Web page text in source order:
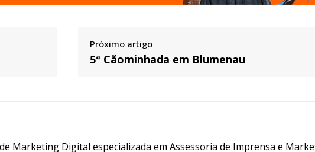
Próximo artigo
5ª Cãominhada em Blumenau
Marketing Digital especializada em Assessoria de Imprensa e